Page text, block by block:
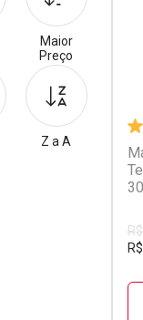
R$
Maior
Preço
Z a A